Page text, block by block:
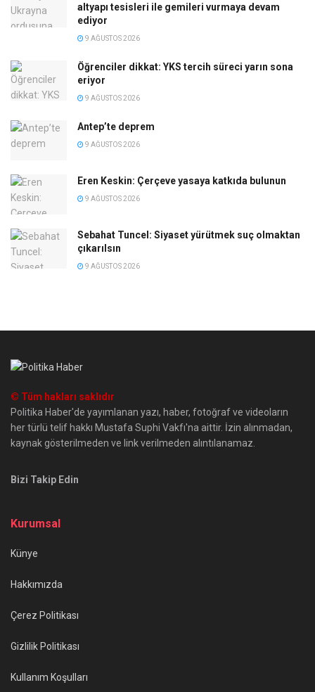
altyapı tesisleri ile gemileri vurmaya devam
ediyor
9 AĞUSTOS 2026
Öğrenciler dikkat: YKS tercih süreci yarın sona
eriyor
9 AĞUSTOS 2026
Antep’te deprem
9 AĞUSTOS 2026
Eren Keskin: Çerçeve yasaya katkıda bulunun
9 AĞUSTOS 2026
Sebahat Tuncel: Siyaset yürütmek suç olmaktan
çıkarılsın
9 AĞUSTOS 2026
© Tüm hakları saklıdır
Politika Haber'de yayımlanan yazı, haber, fotoğraf ve videoların
her türlü telif hakkı Mustafa Suphi Vakfı'na aittir. İzin alınmadan,
kaynak gösterilmeden ve link verilmeden alıntılanamaz.
Bizi Takip Edin
Kurumsal
Künye
Hakkımızda
Çerez Politikası
Gizlilik Politikası
Kullanım Koşulları